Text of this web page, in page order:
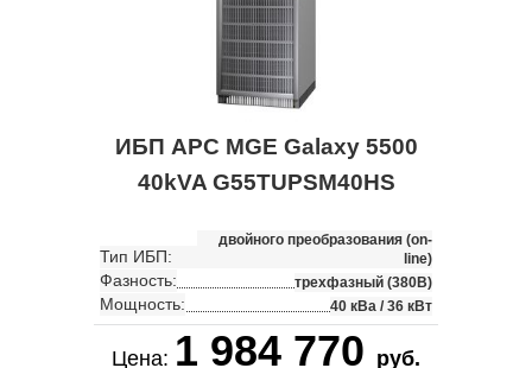
ИБП APC MGE Galaxy 5500
40kVA G55TUPSM40HS
Тип ИБП:
двойного преобразования (on-
line)
Фазность: трехфазный (380В)
Мощность: 40 кВа / 36 кВт
Цена: 1 984 770 руб.